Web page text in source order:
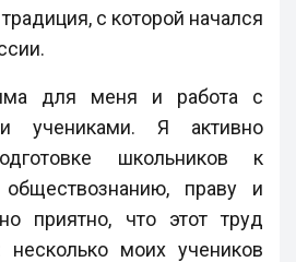
с которой начался
для меня и работа с
учениками. Я активно
школьников к
праву и
приятно, что этот труд
несколько моих учеников